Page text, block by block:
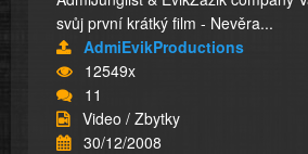
svůj první krátký film - Nevěra...
AdmiEvikProductions
12549x
11
Video / Zbytky
30/12/2008